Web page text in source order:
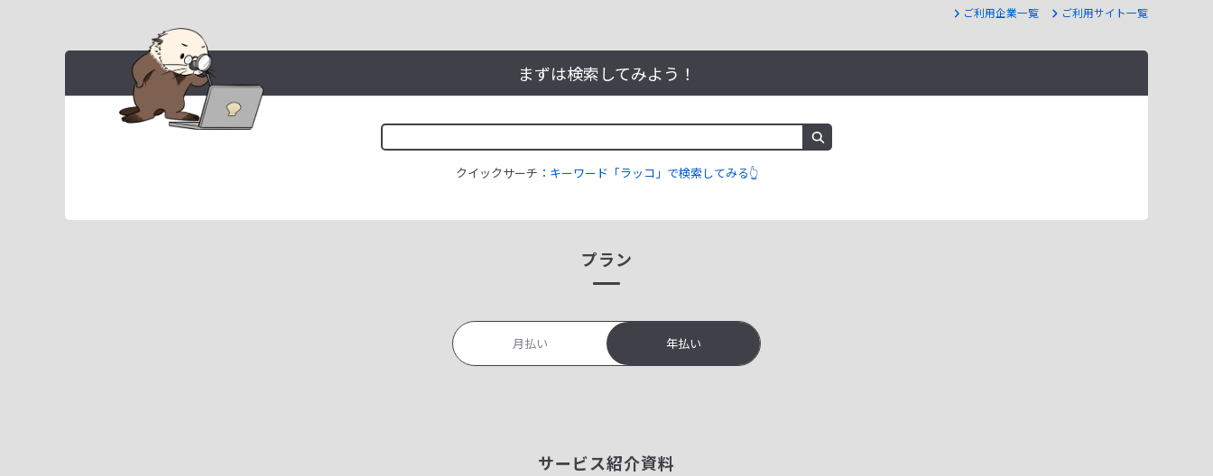
ご利用企業一覧 ご利用サイト一覧
まずは検索してみよう！
クイックサーチ： キーワード「ラッコ」で検索してみる👆
プラン
月払い 年払い
サービス紹介資料